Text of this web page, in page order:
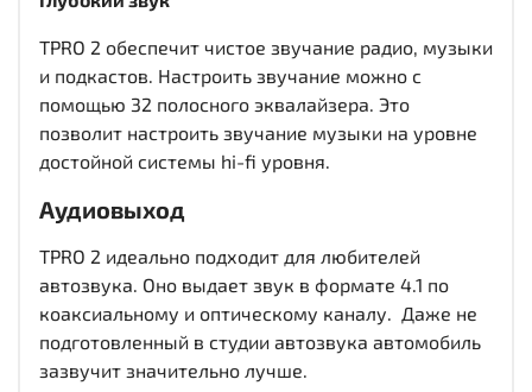
TPRO 2 обеспечит чистое звучание радио, музыки
и подкастов. Настроить звучание можно с
помощью 32 полосного эквалайзера. Это
позволит настроить звучание музыки на уровне
достойной системы hi-fi уровня.
Аудиовыход
TPRO 2 идеально подходит для любителей
автозвука. Оно выдает звук в формате 4.1 по
коаксиальному и оптическому каналу. Даже не
подготовленный в студии автозвука автомобиль
зазвучит значительно лучше.